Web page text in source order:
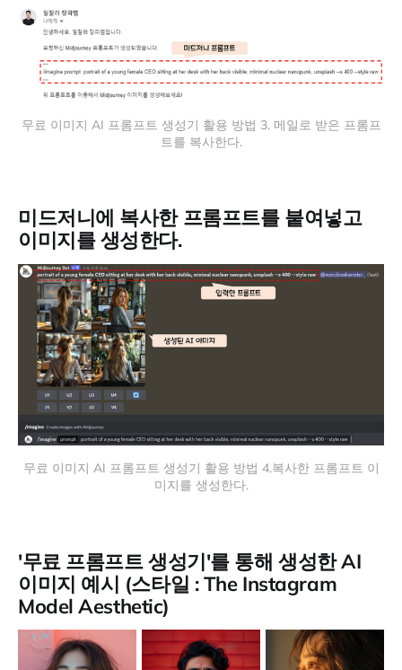
무료 이미지 AI 프롬프트 생성기 활용 방법 3. 메일로 받은 프롬프
트를 복사한다.
미드저니에 복사한 프롬프트를 붙여넣고
이미지를 생성한다.
무료 이미지 AI 프롬프트 생성기 활용 방법 4.복사한 프롬프트​ 이
미지를 생성한다.
'무료 프롬프트 생성기'를 통해 생성한 AI
이미지 예시 (스타일 : The Instagram
Model Aesthetic)